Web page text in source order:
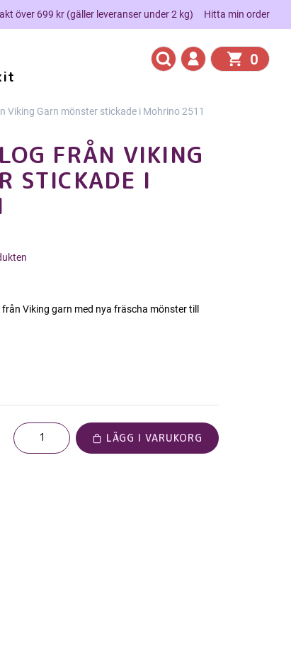
över 699 kr (gäller leveranser under 2 kg) Hitta min order
0
Viking Garn mönster stickade i Mohrino 2511
FRÅN VIKING
STICKADE I
Viking garn med nya fräscha mönster till
LÄGG I VARUKORG